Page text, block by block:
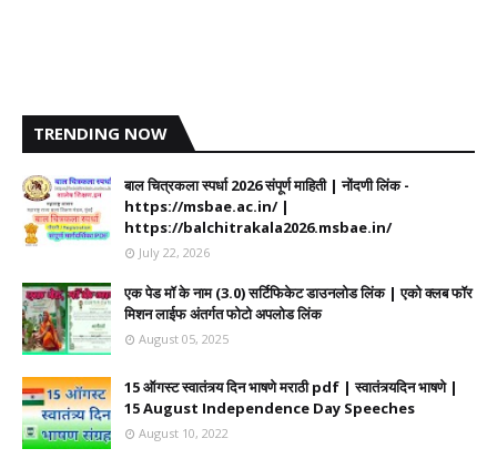
TRENDING NOW
बाल चित्रकला स्पर्धा 2026 संपूर्ण माहिती | नोंदणी लिंक -
https://msbae.ac.in/ |
https://balchitrakala2026.msbae.in/
July 22, 2026
एक पेड मॉ के नाम (3.0) सर्टिफिकेट डाउनलोड लिंक | एको क्लब फॉर
मिशन लाईफ अंतर्गत फोटो अपलोड लिंक
August 05, 2025
15 ऑगस्ट स्वातंत्र्य दिन भाषणे मराठी pdf | स्वातंत्र्यदिन भाषणे |
15 August Independence Day Speeches
August 10, 2022